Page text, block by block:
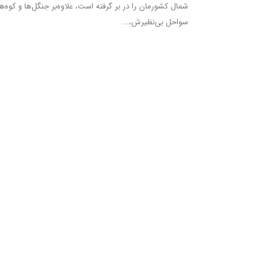
شمال کشورمان را در بر گرفته است، علاوه‌بر جنگل‌ها و
سواحل بی‌نظیرش،...